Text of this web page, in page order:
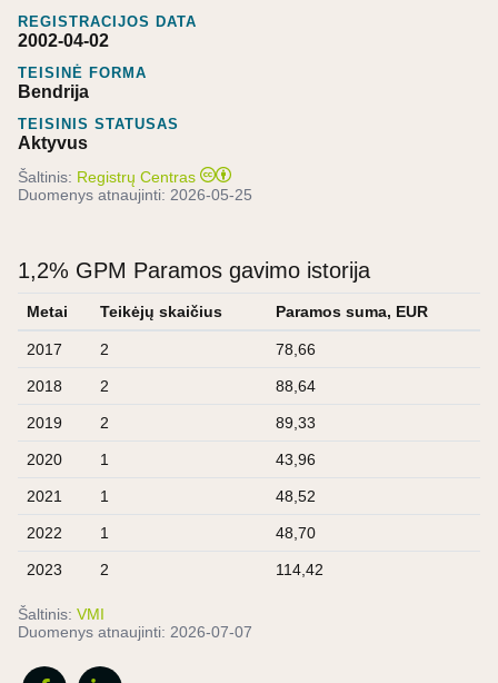
REGISTRACIJOS DATA
2002-04-02
TEISINĖ FORMA
Bendrija
TEISINIS STATUSAS
Aktyvus
Šaltinis: Registrų Centras
Duomenys atnaujinti: 2026-05-25
1,2% GPM Paramos gavimo istorija
Metai Teikėjų skaičius Paramos suma, EUR
2017 2 78,66
2018 2 88,64
2019 2 89,33
2020 1 43,96
2021 1 48,52
2022 1 48,70
2023 2 114,42
Šaltinis: VMI
Duomenys atnaujinti: 2026-07-07